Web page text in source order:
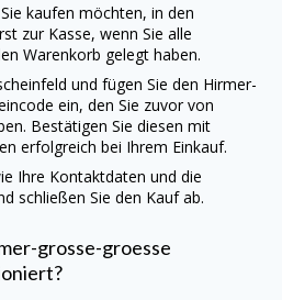
kaufen möchten, in den
zur Kasse, wenn Sie alle
Warenkorb gelegt haben.
und fügen Sie den Hirmer-
ein, den Sie zuvor von
Bestätigen Sie diesen mit
erfolgreich bei Ihrem Einkauf.
Ihre Kontaktdaten und die
schließen Sie den Kauf ab.
grosse-groesse